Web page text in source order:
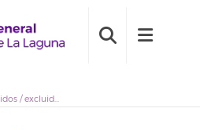
Primer listado definitivo admitidos / excluidos Bolsa de empleo Técnicos de prevención de riesgos laborales (2021BDE022)